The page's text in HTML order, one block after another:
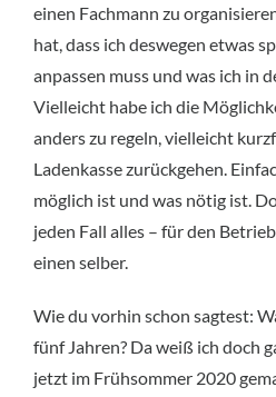
einen Fachmann zu
hat, dass ich deswegen etwas
anpassen muss und was ich in
Vielleicht habe ich die
anders zu regeln, vielleicht
Ladenkasse zurückgehen.
möglich ist und was nötig ist.
jeden Fall alles – für den
einen selber.
Wie du vorhin schon sagtest:
fünf Jahren? Da weiß ich doch
jetzt im Frühsommer 2020